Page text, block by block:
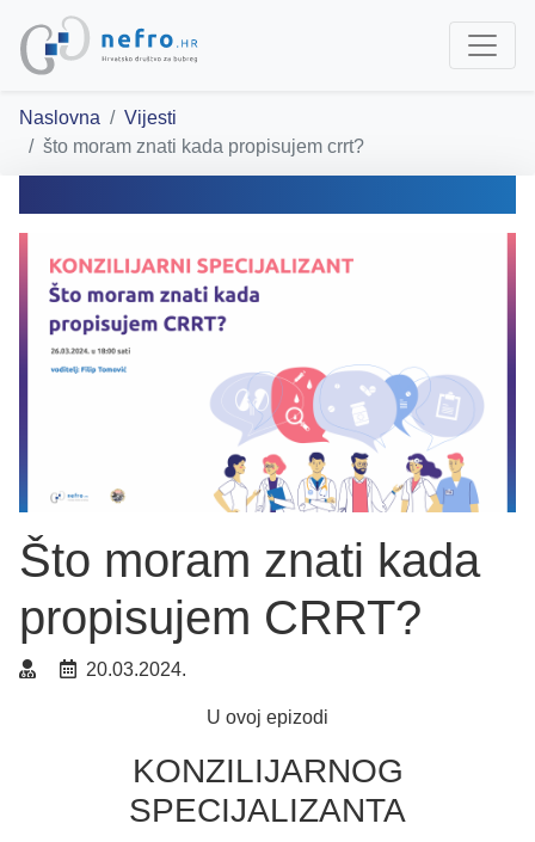
Naslovna
Vijesti
što moram znati kada propisujem crrt?
Što moram znati kada
propisujem CRRT?
20.03.2024.
U ovoj epizodi
KONZILIJARNOG
SPECIJALIZANTA